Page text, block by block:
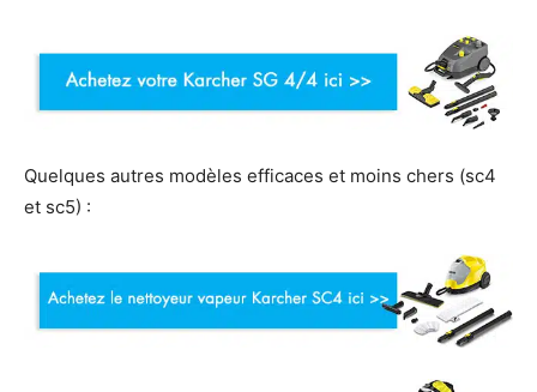
Quelques autres modèles efficaces et moins chers (sc4
et sc5) :